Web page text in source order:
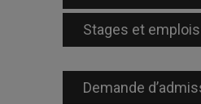
Stages et emplois
Demande